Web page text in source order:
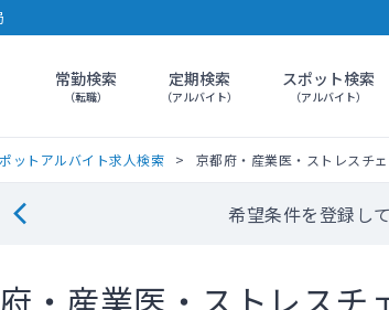
民間医局常勤検索
（転職）
定期検索
（アルバイト）
スポット検索
（アルバイト）
ットアルバイト求人検索 京都府・産業医・ストレスチ
希望条件を登録し
・産業医・ストレスチ